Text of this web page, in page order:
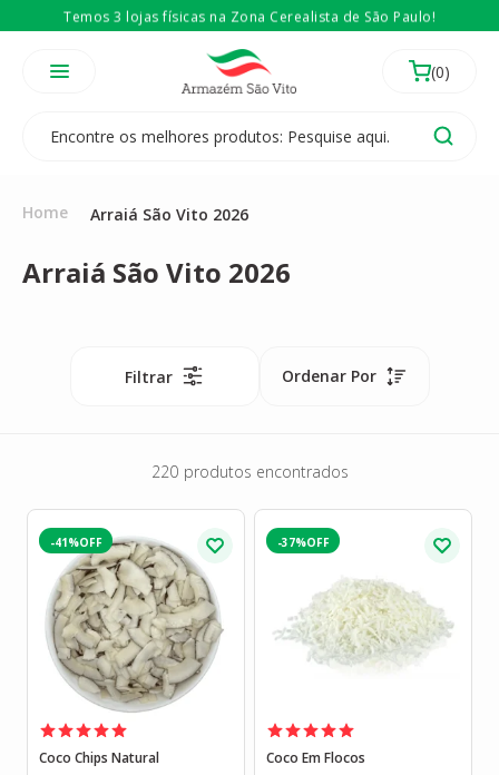
O MELHOR e MAIOR da Zona Cerealista!
Temos 3 lojas físicas na Zona Cerealista de São Paulo!
É revendedor? EntãoCompre no atacado
Home Arraiá São Vito 2026
Arraiá São Vito 2026
Filtrar Ordenar Por
220 produtos encontrados
-41%
Coco Chips Natural
-37%
Coco Em Flocos